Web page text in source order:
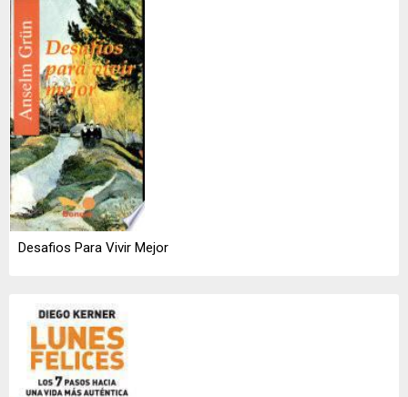
Desafios Para Vivir Mejor